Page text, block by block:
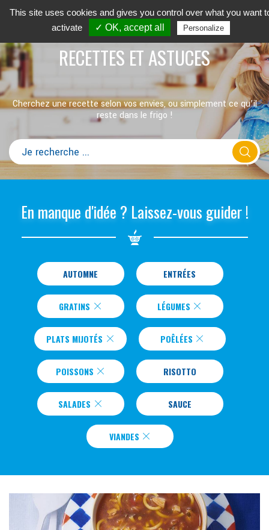
RECETTES ET ASTUCES
Cherchez une recette selon vos envies, ou simplement ce qu’il
reste dans le frigo !
En manque d'idée ? Laissez-vous guider !
AUTOMNE ENTRÉES
GRATINS LÉGUMES
PLATS MIJOTÉS POÊLÉES
POISSONS RISOTTO
SALADES SAUCE
VIANDES
This site uses cookies and gives you control over what you want
activate
✓ OK, accept all Personalize